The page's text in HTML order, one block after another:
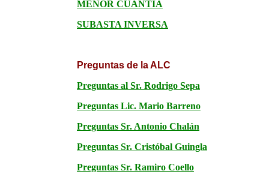
MENOR CUANTÍA
SUBASTA INVERSA
Preguntas de la ALC
Preguntas al Sr. Rodrigo Sepa
Preguntas Lic. Mario Barreno
Preguntas Sr. Antonio Chalán
Preguntas Sr. Cristóbal Guingla
Preguntas Sr. Ramiro Coello